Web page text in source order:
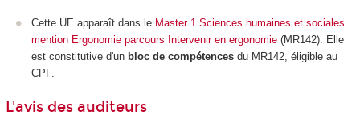
Cette UE apparaît dans le Master 1 Sciences humaines et sociales
mention Ergonomie parcours Intervenir en ergonomie (MR142). Elle
est constitutive d'un bloc de compétences du MR142, éligible au
CPF.
L'avis des auditeurs